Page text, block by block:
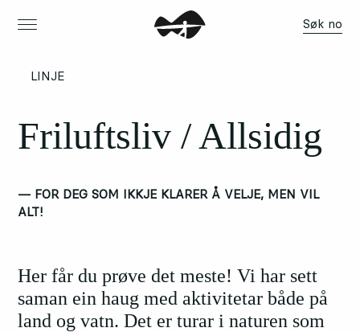
Søk no
LINJE
Friluftsliv / Allsidig
— FOR DEG SOM IKKJE KLARER Å VELJE, MEN VIL
ALT!
Her får du prøve det meste! Vi har sett
saman ein haug med aktivitetar både på
land og vatn. Det er turar i naturen som